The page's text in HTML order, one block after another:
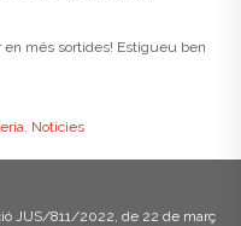
en més sortides! Estigueu ben
, Notícies
JUS/811/2022, de 22 de març